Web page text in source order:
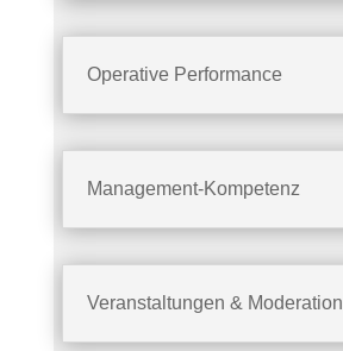
Operative Performance
Management-Kompetenz
Veranstaltungen & Moderation